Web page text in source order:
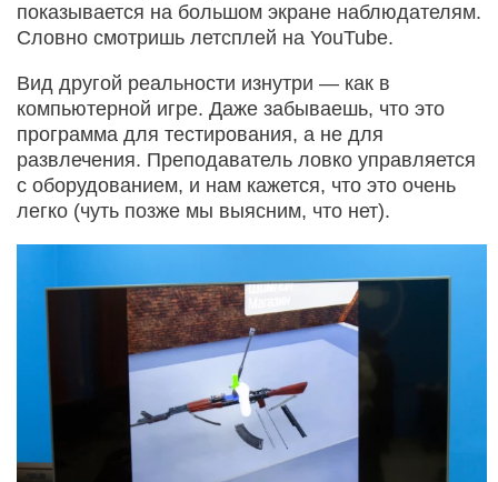
показывается на большом экране наблюдателям.
Словно смотришь летсплей на YouTube.
Вид другой реальности изнутри — как в
компьютерной игре. Даже забываешь, что это
программа для тестирования, а не для
развлечения. Преподаватель ловко управляется
с оборудованием, и нам кажется, что это очень
легко (чуть позже мы выясним, что нет).